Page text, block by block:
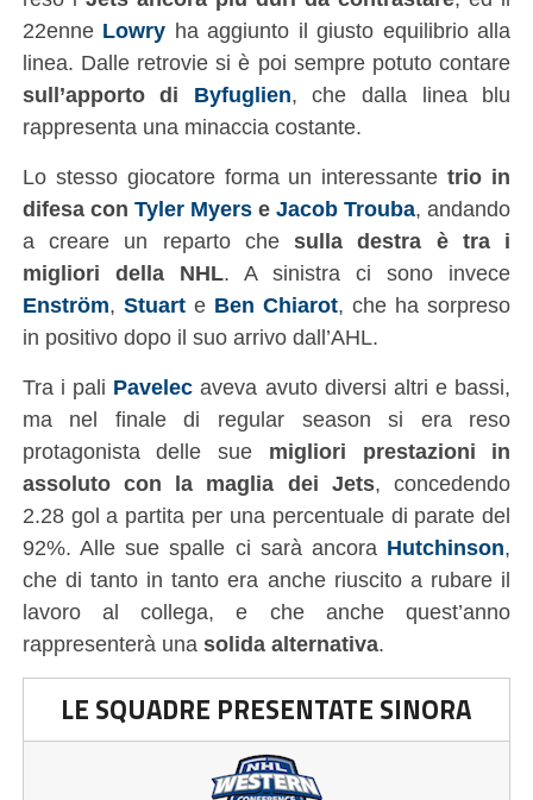
22enne Lowry ha aggiunto il giusto equilibrio alla
linea. Dalle retrovie si è poi sempre potuto contare
sull’apporto di Byfuglien, che dalla linea blu
rappresenta una minaccia costante.
Lo stesso giocatore forma un interessantetrio in
difesa con Tyler MyerseJacob Trouba, andando
a creare un reparto chesulla destra è tra i
migliori della NHL. A sinistra ci sono invece
Enström, Stuarte Ben Chiarot, che ha sorpreso
in positivo dopo il suo arrivo dall’AHL.
Tra i pali Pavelec aveva avuto diversi altri e bassi,
ma nel finale di regular season si era reso
protagonista delle sue migliori prestazioni in
assoluto con la maglia dei Jets, concedendo
2.28 gol a partita per una percentuale di parate del
92%. Alle sue spalle ci sarà ancora Hutchinson,
che di tanto in tanto era anche riuscito a rubare il
lavoro al collega, e che anche quest’anno
rappresenterà una solida alternativa.
LE SQUADRE PRESENTATE SINORA